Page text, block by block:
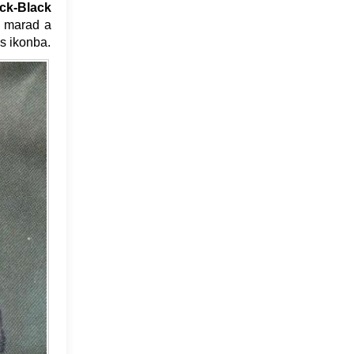
Black
marad a
ikonba.